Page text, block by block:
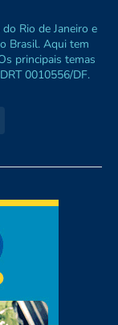
Rio de Janeiro e
Brasil. Aqui tem
principais temas
0010556/DF.